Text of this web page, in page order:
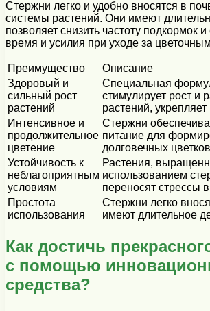
Стержни легко и удобно вносятся в
системы растений. Они имеют
позволяет снизить частоту подкормок
время и усилия при уходе за
Преимущество
Описание
Здоровый и
сильный рост
растений
Специальная
стимулирует рост и
растений, укрепляет
Интенсивное и
продолжительное
цветение
Стержни
питание для
долговечных
Устойчивость к
неблагоприятным
условиям
Растения,
использованием
переносят стрессы
Простота
использования
Стержни легко
имеют длительное
Как достичь
с помощью
средства?